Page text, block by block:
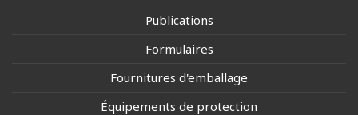
Publications
Formulaires
Fournitures d'emballage
Équipements de protection